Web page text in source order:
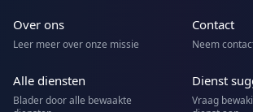
Over ons
Leer meer over onze missie
Contact
Neem
Alle diensten
Blader door alle bewaakte
Dienst
Vraag